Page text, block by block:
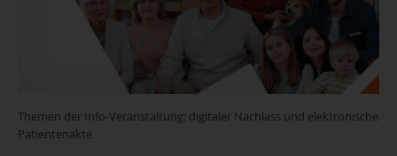
Themen der Info-Veranstaltung: digitaler Nachlass und elektronische
Patientenakte